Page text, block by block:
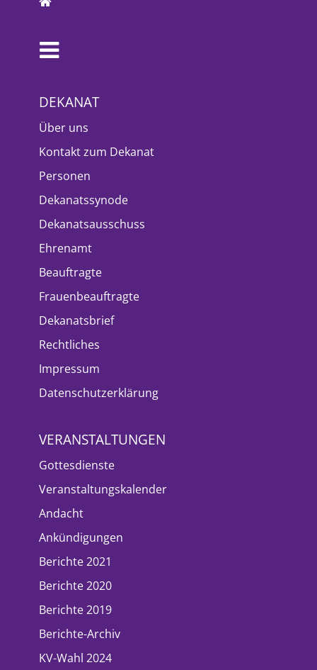
DEKANAT
Über uns
Kontakt zum Dekanat
Personen
Dekanatssynode
Dekanatsausschuss
Ehrenamt
Beauftragte
Frauenbeauftragte
Dekanatsbrief
Rechtliches
Impressum
Datenschutzerklärung
VERANSTALTUNGEN
Gottesdienste
Veranstaltungskalender
Andacht
Ankündigungen
Berichte 2021
Berichte 2020
Berichte 2019
Berichte-Archiv
KV-Wahl 2024